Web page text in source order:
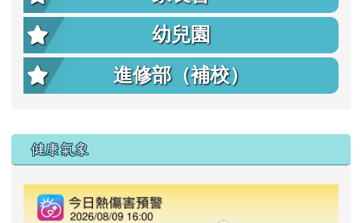
幼兒園
進修部（補校）
右邊區域內容
健康氣象